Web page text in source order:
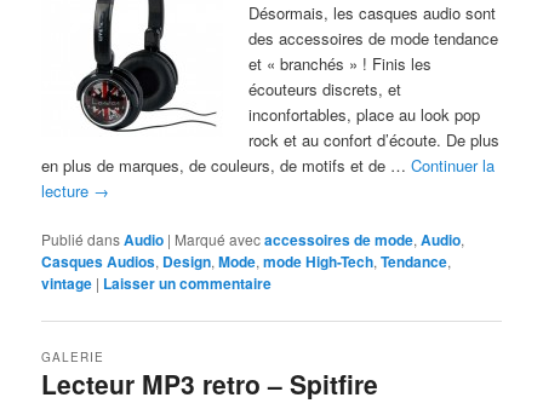
Désormais, les casques audio sont
des accessoires de mode tendance
et « branchés » ! Finis les
écouteurs discrets, et
inconfortables, place au look pop
rock et au confort d’écoute. De plus
en plus de marques, de couleurs, de motifs et de …Continuer la
lecture →
Publié dansAudio | Marqué avecaccessoires de mode,Audio,
Casques Audios, Design,Mode,mode High-Tech,Tendance,
vintage | Laisser un commentaire
Lecteur MP3 retro – Spitfire
GALERIE